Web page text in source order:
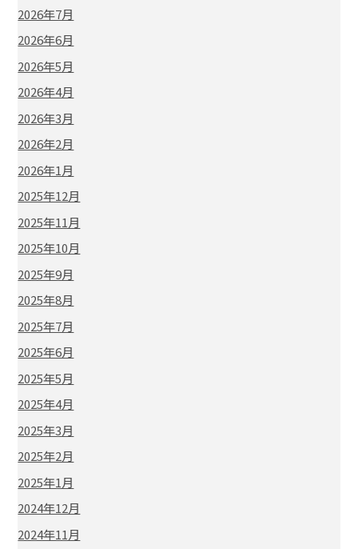
2026年7月
2026年6月
2026年5月
2026年4月
2026年3月
2026年2月
2026年1月
2025年12月
2025年11月
2025年10月
2025年9月
2025年8月
2025年7月
2025年6月
2025年5月
2025年4月
2025年3月
2025年2月
2025年1月
2024年12月
2024年11月